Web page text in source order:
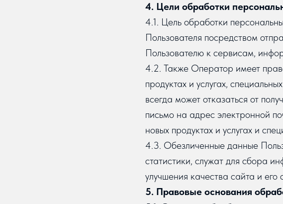
4. Цели обработки
4.1. Цель обработки
Пользователя посредством
Пользователю к сервисам,
4.2. Также Оператор имеет
продуктах и услугах,
всегда может отказаться от
письмо на адрес электронной
новых продуктах и услугах и
4.3. Обезличенные данные
статистики, служат для сбора
улучшения качества сайта и его
5. Правовые основания